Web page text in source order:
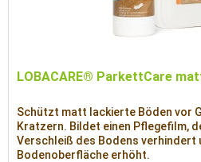
LOBACARE® ParkettCare
Schützt matt lackierte Böden vor
Kratzern. Bildet einen Pflegefilm,
Verschleiß des Bodens verhindert
Bodenoberfläche erhöht.